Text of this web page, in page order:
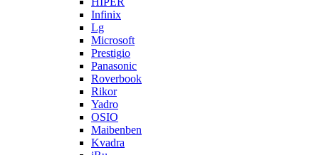
Infinix
Lg
Microsoft
Prestigio
Panasonic
Roverbook
Rikor
Yadro
OSIO
Maibenben
Kvadra